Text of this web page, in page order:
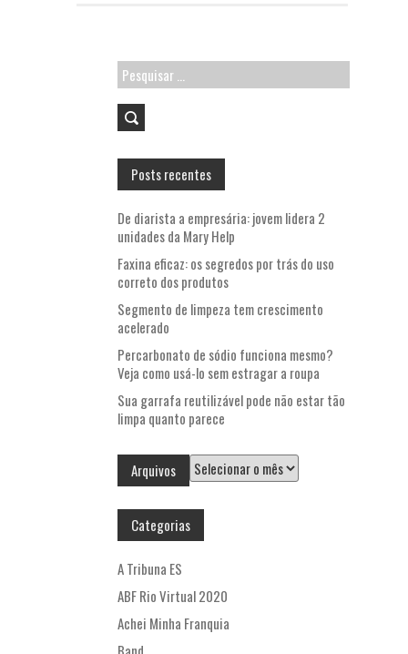
Pesquisar
por:
Posts recentes
De diarista a empresária: jovem lidera 2
unidades da Mary Help
Faxina eficaz: os segredos por trás do uso
correto dos produtos
Segmento de limpeza tem crescimento
acelerado
Percarbonato de sódio funciona mesmo?
Veja como usá-lo sem estragar a roupa
Sua garrafa reutilizável pode não estar tão
limpa quanto parece
Arquivos Arquivos
Categorias
A Tribuna ES
ABF Rio Virtual 2020
Achei Minha Franquia